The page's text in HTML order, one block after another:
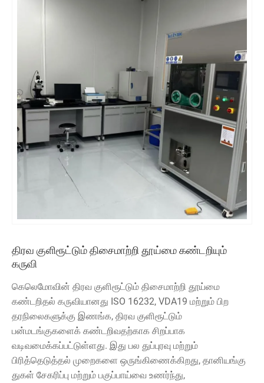
திரவ குளிரூட்டும் திசைமாற்றி தூய்மை கண்டறியும்
கருவி
கெலெமோவின் திரவ குளிரூட்டும் திசைமாற்றி தூய்மை
கண்டறிதல் கருவியானது ISO 16232, VDA19 மற்றும் பிற
தரநிலைகளுக்கு இணங்க, திரவ குளிரூட்டும்
பன்மடங்குகளைக் கண்டறிவதற்காக சிறப்பாக
வடிவமைக்கப்பட்டுள்ளது. இது பல துப்புரவு மற்றும்
பிரித்தெடுத்தல் முறைகளை ஒருங்கிணைக்கிறது, தானியங்கு
துகள் சேகரிப்பு மற்றும் பகுப்பாய்வை உணர்ந்து,